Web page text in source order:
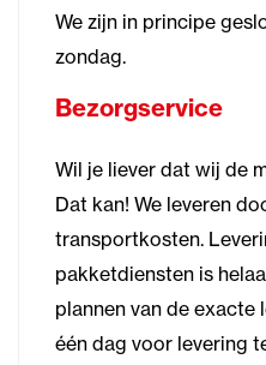
We zijn in principe
zondag.
Bezorgservice
Wil je liever dat wij de
Dat kan! We leveren
transportkosten.
pakketdiensten is
plannen van de exacte
één dag voor levering